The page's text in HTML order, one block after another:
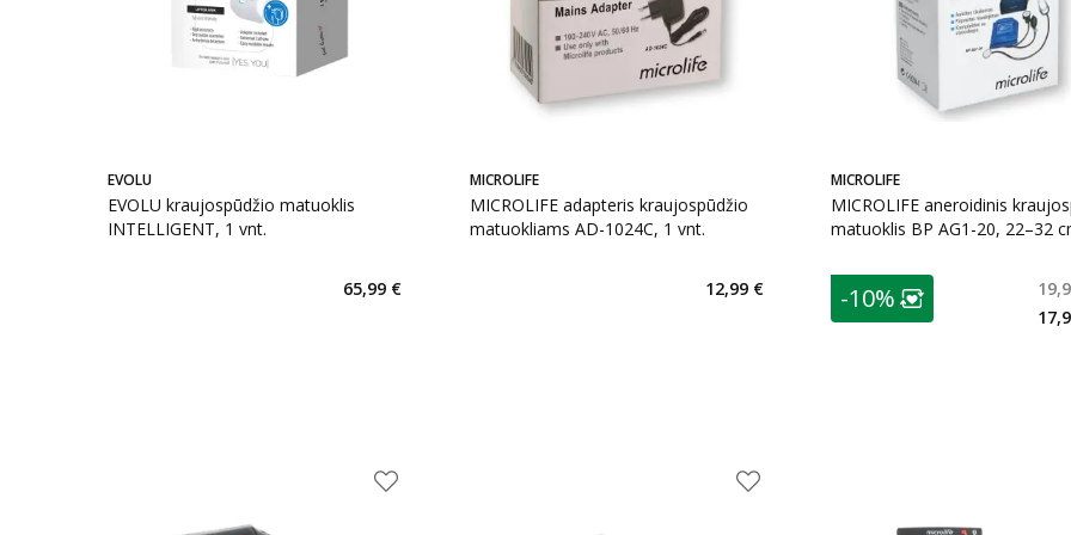
EVOLU
EVOLU kraujospūdžio matuoklis
INTELLIGENT, 1 vnt.
65,99 €
MICROLIFE
MICROLIFE adapteris kraujospūdžio
matuokliams AD-1024C, 1 vnt.
12,99 €
MICROLIFE
MICROLIFE aneroidinis
matuoklis BP AG1-20, 22–32
vnt., stetoskopas
patarimas
Lojalumo klubo
-10%